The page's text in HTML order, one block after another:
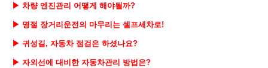
▶ 차량 엔진관리 어떻게 해야될까?
▶ 명절 장거리운전의 마무리는 셀프세차로!
▶ 귀성길, 자동차 점검은 하셨나요?
▶ 자외선에 대비한 자동차관리 방법은?